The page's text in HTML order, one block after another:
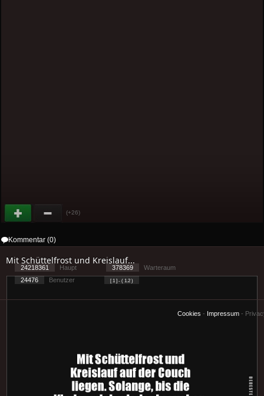
(+26)
Kommentar (0)
Mit Schüttelfrost und Kreislauf...
24218361 Haupt 378369
Warteraum
24476
Benutzer [ 1 ] - ( 1.2 )
Cookies - Impressum -